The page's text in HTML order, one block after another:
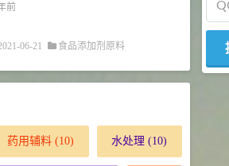
前
06-21 食品添加剂原料
药用辅料 (10) 水处理 (10)